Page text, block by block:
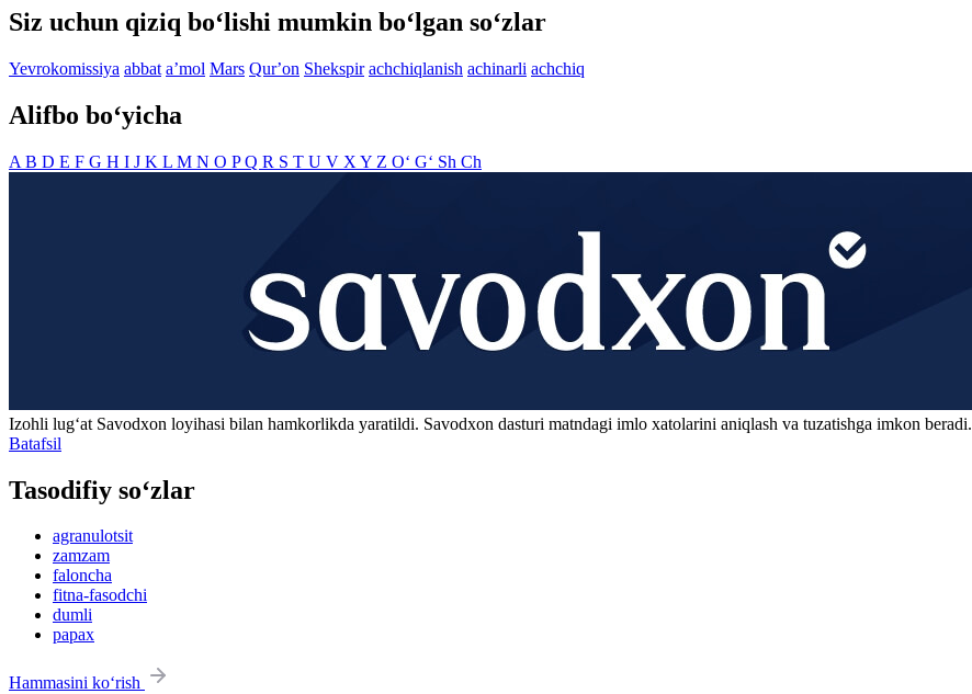
Siz uchun qiziq bo‘lishi mumkin bo‘lgan so‘zlar
Yevrokomissiya abbat aʼmol Mars Qurʼon Shekspir achchiqlanish achinarli achchiq
Alifbo bo‘yicha
A B D E F G H I J K L M N O PQ R S T U V X Y Z O‘ G‘ Sh Ch
Izohli lugʻat Savodxon loyihasi bilan hamkorlikda yaratildi. Savodxon dasturi matndagi imlo xatolarini aniqlash va tuzatishga imkon beradi.
Batafsil
Tasodifiy so‘zlar
agranulotsit
zamzam
faloncha
fitna-fasodchi
dumli
papax
Hammasini ko‘rish